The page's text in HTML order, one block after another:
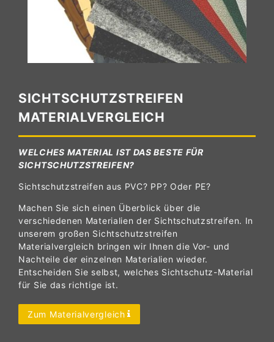
SICHTSCHUTZSTREIFEN
MATERIALVERGLEICH
WELCHES MATERIAL IST DAS BESTE FÜR
SICHTSCHUTZSTREIFEN?
Sichtschutzstreifen aus PVC? PP? Oder PE?
Machen Sie sich einen Überblick über die
verschiedenen Materialien der Sichtschutzstreifen. In
unserem großen Sichtschutzstreifen
Materialvergleich bringen wir Ihnen die Vor- und
Nachteile der einzelnen Materialien wieder.
Entscheiden Sie selbst, welches Sichtschutz-Material
für Sie das richtige ist.
Zum Materialvergleich